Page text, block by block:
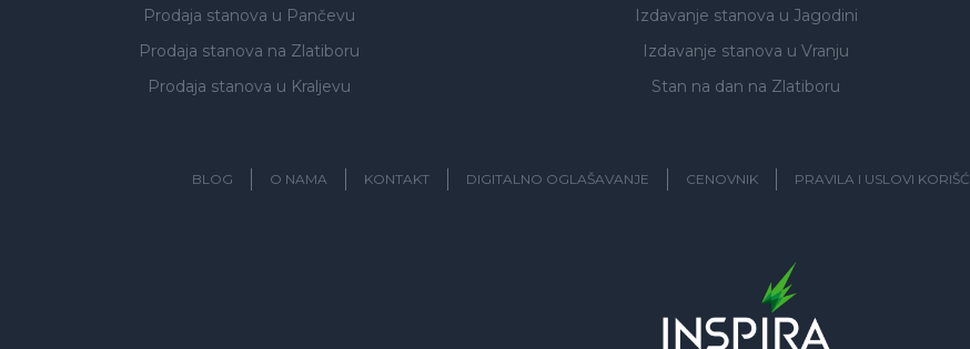
Prodaja stanova u Pančevu
Prodaja stanova na Zlatiboru
Prodaja stanova u Kraljevu
Izdavanje stanova u Jagodini
Izdavanje stanova u Vranju
Stan na dan na Zlatiboru
BLOG O NAMA KONTAKT DIGITALNO OGLAŠAVANJE CENOVNIK PRAVILA I USLOVI